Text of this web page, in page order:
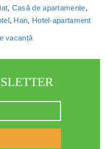
, Casă de apartamente,
, Han, Hotel-apartament
vacanță